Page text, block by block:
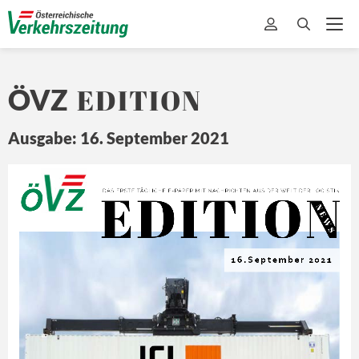
ÖVZ EDITION
Ausgabe: 16. September 2021
Z
Ö EDITION
DA S ERSTE TÄGLICHE E-PAPER MIT NACHRICHTEN A US DER WELT DER LOGISTIK
N E
W S
16.September 2021